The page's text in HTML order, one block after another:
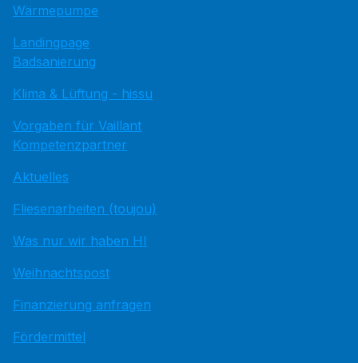
Wärmepumpe
Landingpage
Badsanierung
Klima & Lüftung - hissu
Vorgaben für Vaillant
Kompetenzpartner
Aktuelles
Fliesenarbeiten (toujou)
Was nur wir haben HI
Weihnachtspost
Finanzierung anfragen
Fördermittel